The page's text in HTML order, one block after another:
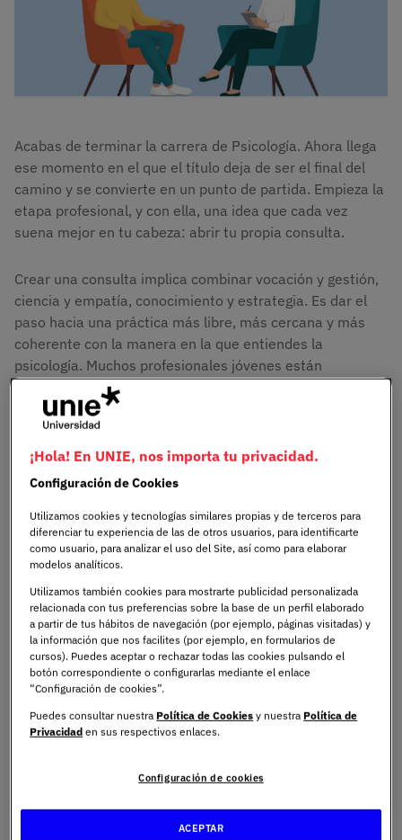
Acabas de terminar la carrera de Psicología. Ahora llega
ese momento en el que el título deja de ser el final del
camino y se convierte en un punto de partida. Empieza la
etapa profesional, y con ella, una idea que cada vez
suena mejor en tu cabeza: abrir tu propia consulta.
Crear una consulta implica combinar vocación y gestión,
ciencia y empatía, conocimiento y estrategia. Es dar el
paso hacia una práctica más libre, más cercana y más
coherente con la manera en la que entiendes la
psicología. Muchos profesionales jóvenes están
encontrando en el emprendimiento una vía natural para
ejercer con autonomía, sin renunciar al rigor ni a la
conexión humana que da sentido a esta profesión.
Por eso, si te atrae la idea de seguir creciendo como
sanitaria rigurosa, elMáster Universitario en Psicología
General Sanitariade UNIE Universidad puede ser el
siguiente paso. Un programa donde te preparamos para
ejercer con garantías y que puede convertirse en el
puente entre tu formación académica y tu futuro como
psicólogo o psicóloga independiente.
¿Por qué abrir tu propia
consulta de psicología
profesional?
¡Hola! En UNIE, nos importa tu privacidad.
Configuración de Cookies
Utilizamos cookies y tecnologías similares propias y de terceros para
diferenciar tu experiencia de las de otros usuarios, para identificarte
como usuario, para analizar el uso del Site, así como para elaborar
modelos analíticos.
Utilizamos también cookies para mostrarte publicidad personalizada
relacionada con tus preferencias sobre la base de un perfil elaborado
a partir de tus hábitos de navegación (por ejemplo, páginas visitadas) y
la información que nos facilites (por ejemplo, en formularios de
cursos). Puedes aceptar o rechazar todas las cookies pulsando el
botón correspondiente o configurarlas mediante el enlace
“Configuración de cookies”.
Puedes consultar nuestra Política de Cookies y nuestra Política de
Privacidad en sus respectivos enlaces.
Configuración de cookies
ACEPTAR